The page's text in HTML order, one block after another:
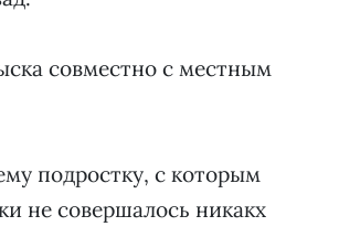
совместно с местным
подростку, с которым
не совершалось никакх